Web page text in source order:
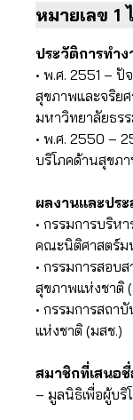
หมายเลข 1
ประวัติการทำง
• พ.ศ. 2551 –
สุขภาพและจริย
มหาวิทยาลัยธร
• พ.ศ. 2550 –
บริโภคด้านสุขภ
ผลงานและปร
• กรรมการบริห
คณะนิติศาสตร์ม
• กรรมการสอบ
สุขภาพแห่งชาติ
• กรรมการสถา
แห่งชาติ (มสช.)
สมาชิกที่เสนอชื่
– มูลนิธิเพื่อผู้บริ